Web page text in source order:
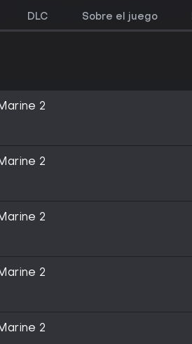
DLC Sobre el juego
2
2
2
2
2